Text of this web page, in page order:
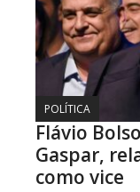
POLÍTICA
Flávio
Gaspar,
como vice